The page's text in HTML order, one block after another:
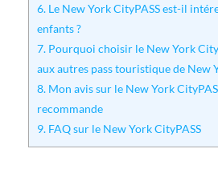
6. Le New York CityPASS est-il
enfants ?
7. Pourquoi choisir le New York
aux autres pass touristique de New
8. Mon avis sur le New York
recommande
9. FAQ sur le New York CityPASS